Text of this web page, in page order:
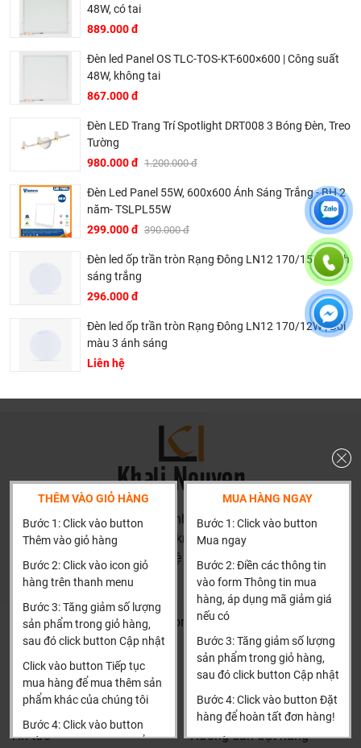
KingLED là một thương hiệu đèn LED chiếu sáng hàng đầu
tại Việt Nam, được biết đến với chất lượng sản phẩm vượt
trội, mẫu mã đa dạng và dịch vụ khách hàng chuyên
nghiệp. Với nhiều năm kinh nghiệm trong ngành, KingLED
đã khẳng định vị thế của mình trên thị trường và trở thành
lựa chọn tin cậy của người tiêu dùng.
Điểm nổi bật của KingLED
tiêu chuẩn kỹ thuật nghiêm ngặt. Các sản phẩm của
KingLED được sản xuất trên dây chuyền công nghệ hiện
đại, sử dụng chip LED từ các nhà sản xuất uy tín, đảm
bảo độ bền và hiệu suất chiếu sáng tối ưu.
phẩm đèn LED đa dạng về mẫu mã, kiểu dáng và công
suất, phù hợp với nhiều mục đích sử dụng khác nhau, từ
chiếu sáng gia đình, văn phòng, cửa hàng đến chiếu
sáng công nghiệp và ngoài trời.
Tiết kiệm điện năng:Đèn LED KingLED có khả năng tiết
kiệm điện năng lên đến 80% so với các loại đèn truyền
thống, giúp người tiêu dùng giảm thiểu chi phí tiền điện
hàng tháng.
Tuổi thọ cao:Với tuổi thọ lên đến 50.000 giờ, đèn LED
KingLED giúp người dùng tiết kiệm chi phí thay thế và
bảo trì.
48W, có tai
889.000 đ
Đèn led Panel OS TLC-TOS-KT-600×600 | Công suất
48W, không tai
867.000 đ
Đèn LED Trang Trí Spotlight DRT008 3 Bóng Đèn, Treo
Tường
980.000 đ 1.200.000 đ
Đèn Led Panel 55W, 600x600 Ánh Sáng Trắng - BH 2
năm- TSLPL55W
299.000 đ 390.000 đ
Đèn led ốp trần tròn Rạng Đông LN12 170/15W | Ánh
sáng trắng
296.000 đ
Đèn led ốp trần tròn Rạng Đông LN12 170/12W | Đổi
màu 3 ánh sáng
Liên hệ
THÊM VÀO GIỎ HÀNG
Bước 1: Click vào button
Thêm vào giỏ hàng
Bước 2: Click vào icon giỏ
hàng trên thanh menu
Bước 3: Tăng giảm số lượng
sản phẩm trong giỏ hàng,
sau đó click button Cập nhật
Click vào button Tiếp tục
mua hàng để mua thêm sản
phẩm khác của chúng tôi
Bước 4: Click vào button
Tiến hành thanh toán để
MUA HÀNG NGAY
Bước 1: Click vào button
Mua ngay
Bước 2: Điền các thông tin
vào form Thông tin mua
hàng, áp dụng mã giảm giá
nếu có
Bước 3: Tăng giảm số lượng
sản phẩm trong giỏ hàng,
sau đó click button Cập nhật
Bước 4: Click vào button Đặt
hàng để hoàn tất đơn hàng!
Xin cảm ơn khách hàng!!!
HN: số 160 đường Văn Minh, Di Trạch, Hoài Đức, Hà Nội
(Cách đại học công nghiệp 1 km)
HCM và các tỉnh khác: Liên hệ hotline để được hướng dẫn
đặt hàng
Khalinguyen.vn@gmail.com
0904501766
Thông tin
Tìm đại lý & Hợp tác
Tin tức
Thông tin thêm
Hướng dẫn mua hàng
Hướng dẫn đặt hàng